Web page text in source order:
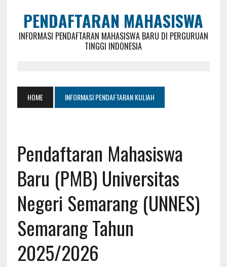
PENDAFTARAN MAHASISWA
INFORMASI PENDAFTARAN MAHASISWA BARU DI PERGURUAN
TINGGI INDONESIA
HOME INFORMASI PENDAFTARAN KULIAH
Pendaftaran Mahasiswa
Baru (PMB) Universitas
Negeri Semarang (UNNES)
Semarang Tahun
2025/2026